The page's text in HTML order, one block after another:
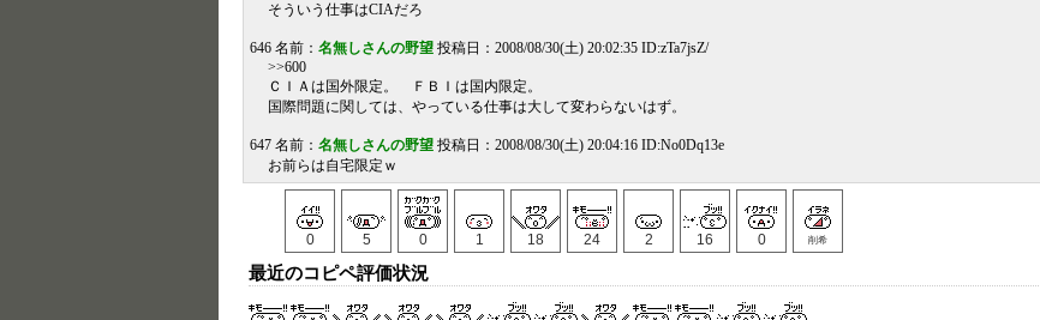
そういう仕事はCIAだろ
646 名前： 名無しさんの野望 投稿日：2008/08/30(土) 20:02:35 ID:zTa7jsZ/
>>600
ＣＩＡは国外限定。 ＦＢＩは国内限定。
国際問題に関しては、やっている仕事は大して変わらないはず。
647 名前： 名無しさんの野望 投稿日：2008/08/30(土) 20:04:16 ID:No0Dq13e
お前らは自宅限定ｗ
0 5 0 1 18 24 2 16 0 削希
最近のコピペ評価状況